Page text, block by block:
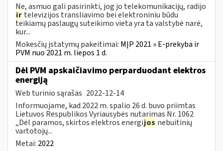
Ne, asmuo gali pasirinkti, jog jo telekomunikacijų, radijo
ir televizijos transliavimo bei elektroniniu būdu
teikiamų paslaugų suteikimo vieta yra ta valstybė narė,
kur...
Mokesčių įstatymų pakeitimai: MĮP 2021 » E-prekyba ir
PVM nuo 2021 m. liepos 1 d.
Dėl PVM apskaičiavimo perparduodant elektros
energiją
Web turinio sąrašas 2022-12-14
Informuojame, kad 2022 m. spalio 26 d. buvo priimtas
Lietuvos Respublikos Vyriausybės nutarimas Nr. 1062
„Dėl paramos, skirtos elektros energijos nebuitinių
vartotojų...
Metai: 2022